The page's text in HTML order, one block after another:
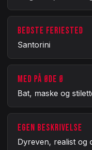
BEDSTE FERIESTED
Santorini
MED PÅ ØDE Ø
Bat, maske og
EGEN BESKRIVELSE
Dyreven, realist og